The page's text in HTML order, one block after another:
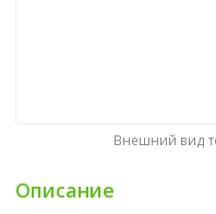
Внешний вид
Описание